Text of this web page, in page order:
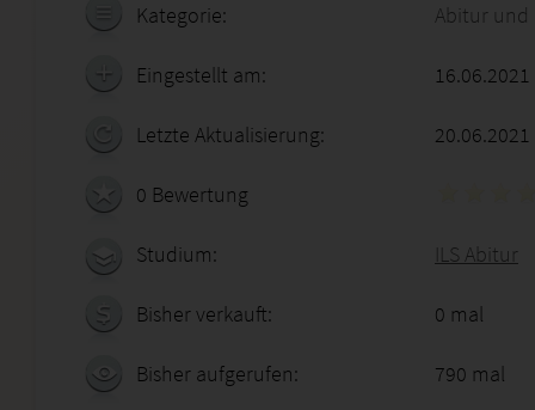
Kategorie: Abitur und
Eingestellt am:
Letzte Aktualisierung: 20.06.2021
0 Bewertung
Studium: ILS Abitur
Bisher verkauft: 0 mal
Bisher aufgerufen: 790 mal